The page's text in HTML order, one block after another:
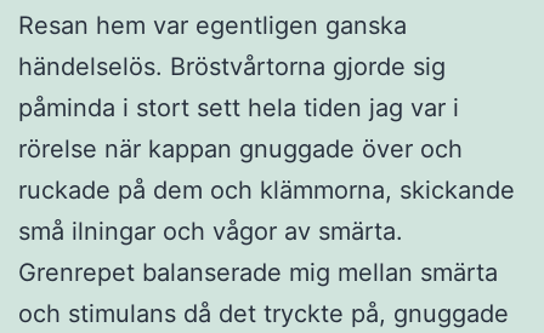
Resan hem var egentligen ganska
händelselös. Bröstvårtorna gjorde sig
påminda i stort sett hela tiden jag var i
rörelse när kappan gnuggade över och
ruckade på dem och klämmorna, skickande
små ilningar och vågor av smärta.
Grenrepet balanserade mig mellan smärta
och stimulans då det tryckte på, gnuggade